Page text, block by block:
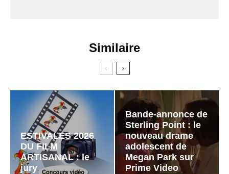
Similaire
ESTIVALES 2026
DU FILM
ARTISANAL : le
jury
Bande-annonce de
Sterling Point : le
nouveau drame
adolescent de
Megan Park sur
Prime Video